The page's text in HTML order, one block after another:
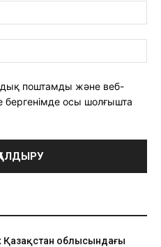
поштамды және веб-
бергенімде осы шолғышта
Қазақстан облысындағы